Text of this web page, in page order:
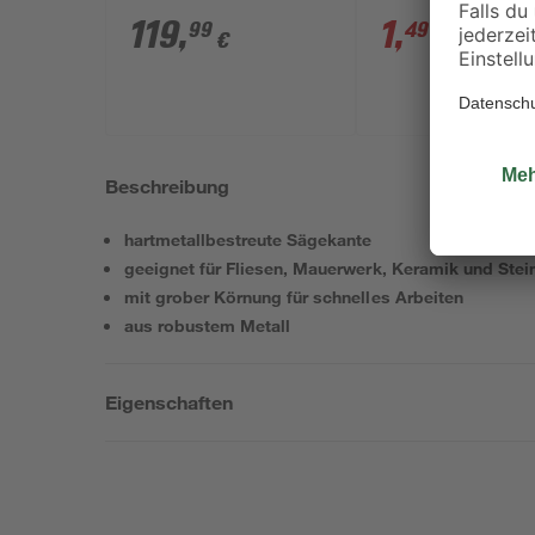
Professional' mit 2
Akkus, Tasche und
119,99 € 1,49 1,69 €
Beschreibung
hartmetallbestreute Sägekante
geeignet für Fliesen, Mauerwerk, Keramik und
mit grober Körnung für schnelles Arbeiten
aus robustem Metall
Eigenschaften